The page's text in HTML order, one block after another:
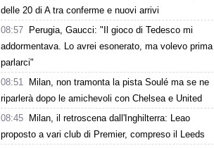
delle 20 di A tra conferme e nuovi arrivi
08:57
Perugia, Gaucci: "Il gioco di Tedesco mi
addormentava. Lo avrei esonerato, ma volevo prima
parlarci"
08:51
Milan, non tramonta la pista Soulé ma se ne
riparlerà dopo le amichevoli con Chelsea e United
08:45
Milan, il retroscena dall'Inghilterra: Leao
proposto a vari club di Premier, compreso il Leeds